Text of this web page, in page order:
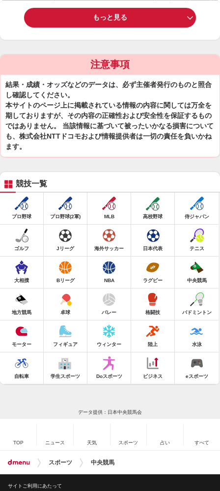
もっと見る
注意事項
結果・成績・オッズなどのデータは、必ず主催者発行のものと照合
し確認してください。
本サイトのページ上に掲載されている情報の内容に関しては万全を
期しておりますが、その内容の正確性および安全性を保証するもの
ではありません。 当該情報に基づいて被ったいかなる損害について
も、株式会社NTTドコモおよび情報提供者は一切の責任を負いかね
ます。
競技一覧
プロ野球 プロ野球(2軍) MLB 高校野球 侍ジャパン
ゴルフ Jリーグ 海外サッカー 日本代表 テニス
大相撲 Bリーグ NBA ラグビー 中央競馬
地方競馬 卓球 バレー 格闘技 バドミントン
モーター フィギュア ウィンター 陸上 水泳
自転車 学生スポーツ Doスポーツ ビジネス eスポーツ
データ提供：日本中央競馬会
TOP ニュース 天気 スポーツ 占い すべて
スポーツ 中央競馬
サイトご利用にあたって